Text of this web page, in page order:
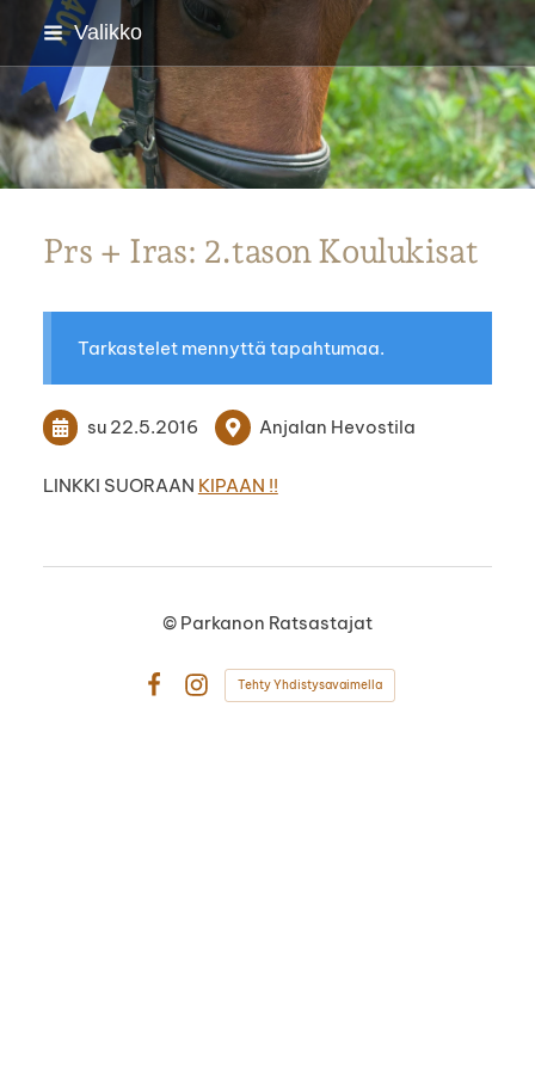
Siirry
sivun
sisältöön
Valikko
Parkanon Ratsastajat
Prs + Iras: 2.tason Koulukisat
Tarkastelet mennyttä tapahtumaa.
su 22.5.2016 Anjalan Hevostila
LINKKI SUORAAN KIPAAN !!
© Parkanon Ratsastajat
Tehty Yhdistysavaimella